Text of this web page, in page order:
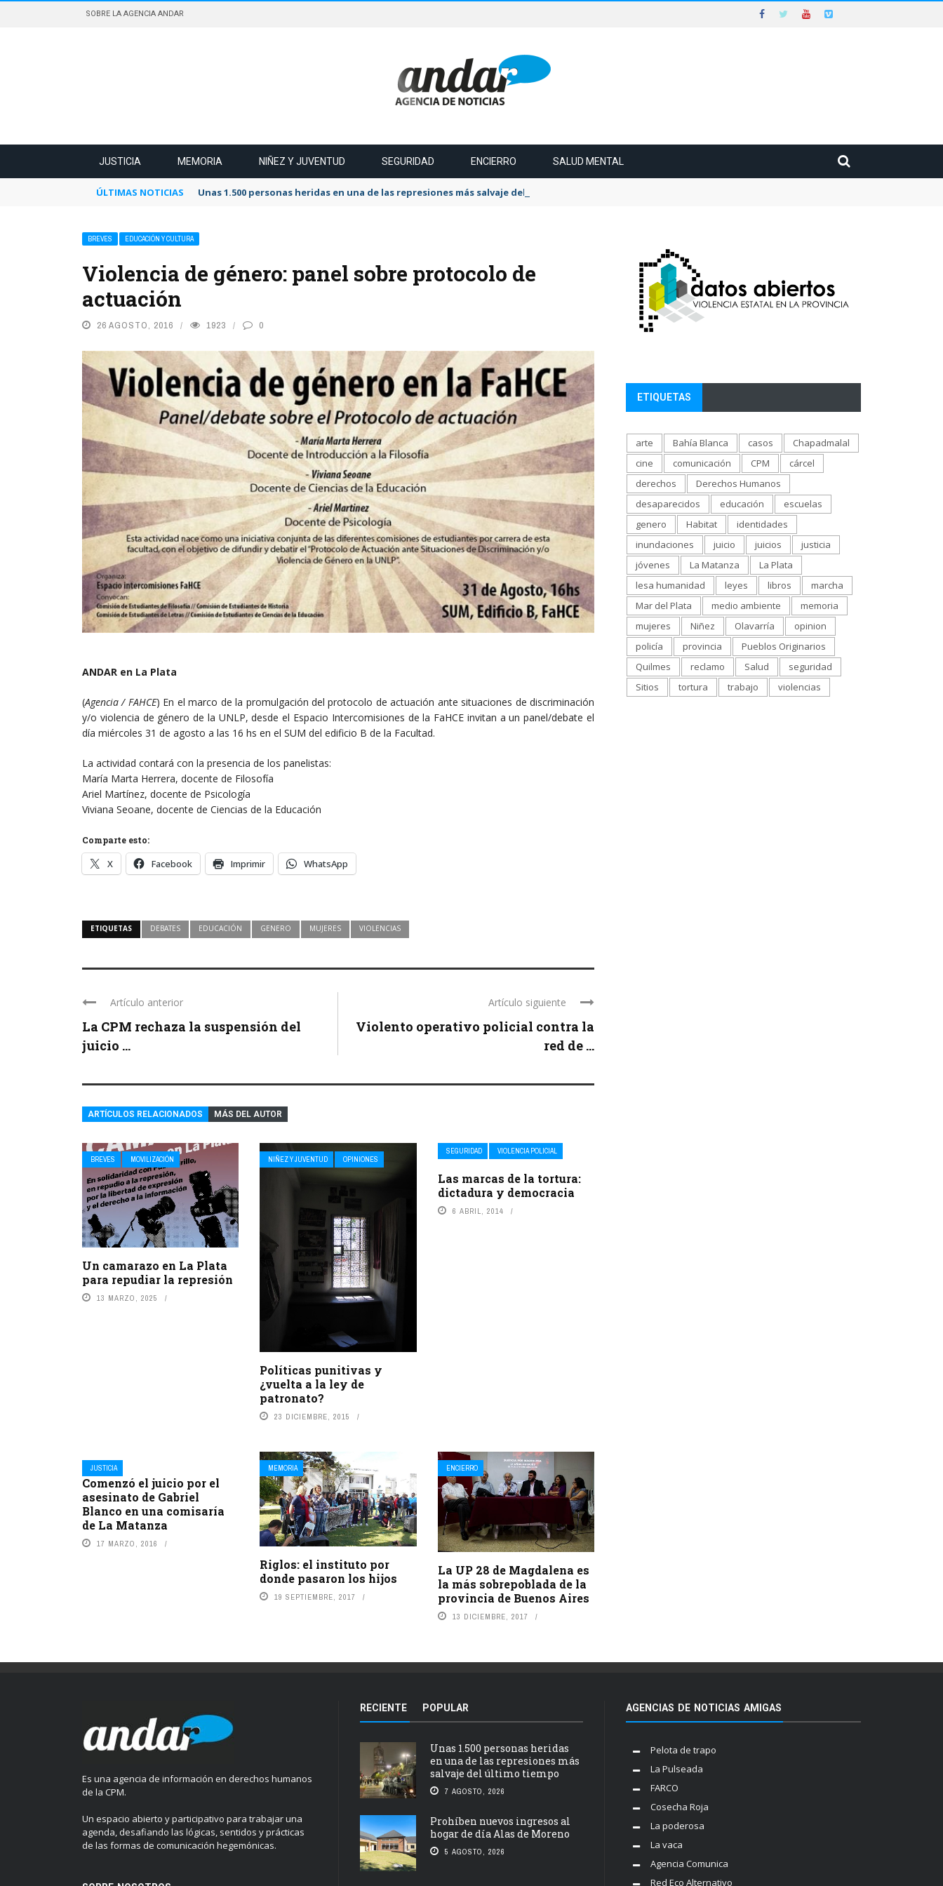
SOBRE LA AGENCIA ANDAR
JUSTICIA MEMORIA NIÑEZ Y JUVENTUD SEGURIDAD ENCIERRO SALUD MENTAL
ÚLTIMAS NOTICIAS Unas 1.500 personas heridas en una de las represiones más salvaje del último tiempo
BREVES EDUCACIÓN Y CULTURA
Violencia de género: panel sobre protocolo de
actuación
26 AGOSTO, 2016 1923 0
ANDAR en La Plata
(Agencia / FAHCE) En el marco de la promulgación del protocolo de actuación ante situaciones de discriminación
y/o violencia de género de la UNLP, desde el Espacio Intercomisiones de la FaHCE invitan a un panel/debate el
día miércoles 31 de agosto a las 16 hs en el SUM del edificio B de la Facultad.
La actividad contará con la presencia de los panelistas:
María Marta Herrera, docente de Filosofía
Ariel Martínez, docente de Psicología
Viviana Seoane, docente de Ciencias de la Educación
Comparte esto:
X Facebook Imprimir WhatsApp
ETIQUETAS DEBATES EDUCACIÓN GENERO MUJERES VIOLENCIAS
Artículo anterior
La CPM rechaza la suspensión del
juicio ...
Artículo siguiente
Violento operativo policial contra la
red de ...
ARTÍCULOS RELACIONADOS MÁS DEL AUTOR
BREVES MOVILIZACIÓN
Un camarazo en La Plata
para repudiar la represión
13 MARZO, 2025
NIÑEZ Y JUVENTUD OPINIONES
Políticas punitivas y
¿vuelta a la ley de
patronato?
23 DICIEMBRE, 2015
SEGURIDAD VIOLENCIA POLICIAL
Las marcas de la tortura:
dictadura y democracia
6 ABRIL, 2014
JUSTICIA
Comenzó el juicio por el
asesinato de Gabriel
Blanco en una comisaría
de La Matanza
17 MARZO, 2016
MEMORIA
Riglos: el instituto por
donde pasaron los hijos
19 SEPTIEMBRE, 2017
ENCIERRO
La UP 28 de Magdalena es
la más sobrepoblada de la
provincia de Buenos Aires
13 DICIEMBRE, 2017
ETIQUETAS
arte Bahía Blanca casos
Chapadmalal
cine
comunicación CPM
cárcel
derechos
Derechos Humanos
desaparecidos
educación
escuelas
genero
Habitat
identidades
inundaciones
juicio juicios
justicia
jóvenes
La Matanza
La Plata
lesa humanidad
leyes libros
marcha
Mar del Plata
medio ambiente
memoria
mujeres
Niñez Olavarría
opinion
policía
provincia
Pueblos Originarios
Quilmes
reclamo Salud
seguridad
Sitios
tortura trabajo violencias
Es una agencia de información en derechos humanos
de la CPM.
Un espacio abierto y participativo para trabajar una
agenda, desafiando las lógicas, sentidos y prácticas
de las formas de comunicación hegemónicas.
RECIENTE POPULAR
Unas 1.500 personas heridas
en una de las represiones más
salvaje del último tiempo
7 AGOSTO, 2026
Prohíben nuevos ingresos al
hogar de día Alas de Moreno
5 AGOSTO, 2026
AGENCIAS DE NOTICIAS AMIGAS
Pelota de trapo
La Pulseada
FARCO
Cosecha Roja
La poderosa
La vaca
Agencia Comunica
Red Eco Alternativo